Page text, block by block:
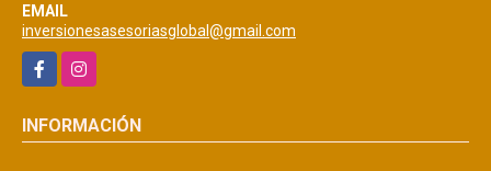
EMAIL
inversionesasesoriasglobal@gmail.com
FacebookInstagram
INFORMACIÓN